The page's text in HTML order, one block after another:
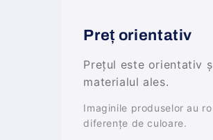
Preț orientativ
Prețul este orientativ
materialul ales.
Imaginile produselor au
diferențe de culoare.